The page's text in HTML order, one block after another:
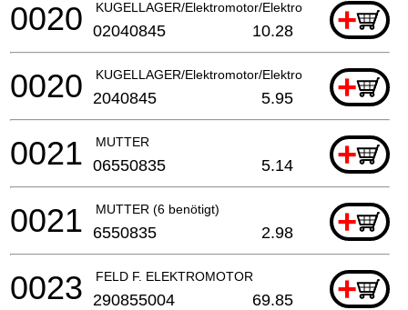
KUGELLAGER/Elektromotor/Elektrowerkzeug
+
0020 02040845 10.28
KUGELLAGER/Elektromotor/Elektrowerkzeug
+
0020 2040845 5.95
MUTTER +
0021 06550835 5.14
MUTTER (6 benötigt) +
0021 6550835 2.98
FELD F. ELEKTROMOTOR +
0023 290855004 69.85